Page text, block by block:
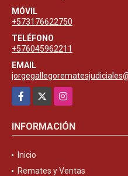
MÓVIL
+573176622750
TELÉFONO
+576045962211
EMAIL
Facebook
Instagram
INFORMACIÓN
Inicio
Remates y Ventas